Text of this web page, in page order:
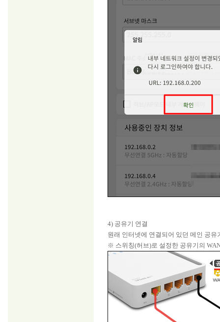
4) 공유기 연결
원래 인터넷에 연결되어 있던 메인 공
※ 스위칭(허브)로 설정한 공유기의